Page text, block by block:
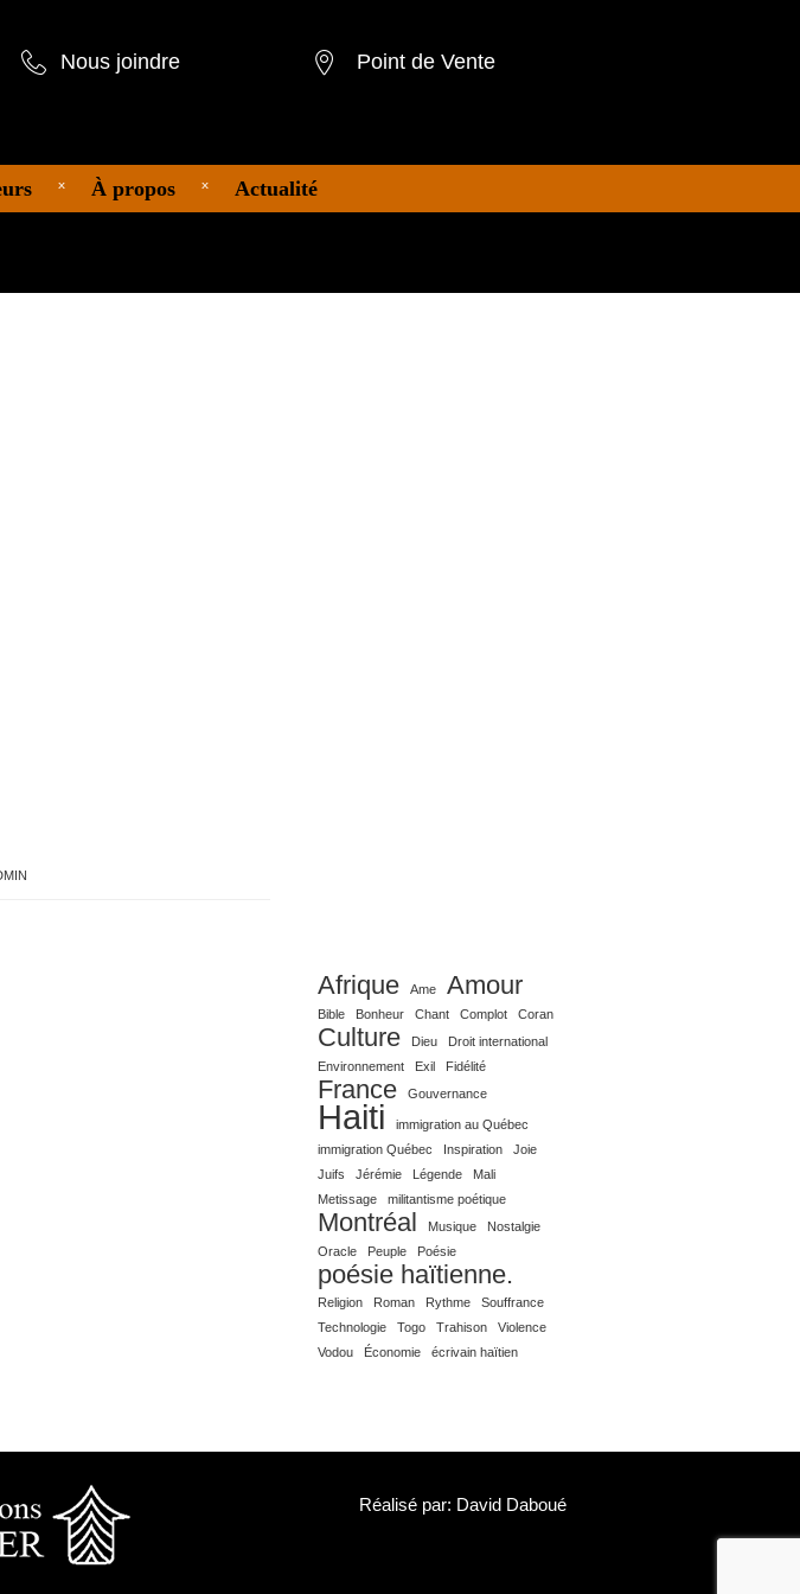
Nous joindre Point de Vente
À propos Actualité
Afrique Ame Amour
Bible Bonheur Chant Complot Coran
Culture Dieu
Droit international
Environnement
Exil Fidélité
France Gouvernance
Haiti
immigration au Québec
immigration Québec
Inspiration
Joie
Juifs
Jérémie Légende
Mali
Metissage
militantisme poétique
Montréal Musique
Nostalgie
Oracle
Peuple Poésie
poésie haïtienne.
Religion Roman Rythme
Souffrance
Technologie
Togo Trahison
Violence
Vodou
Économie écrivain haïtien
Réalisé par: David Daboué